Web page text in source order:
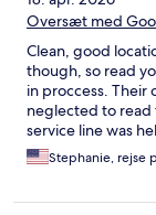
Oversæt med
Clean, good
though, so read
in proccess. Their
neglected to read
service line was
would have been
completed the
Stephanie, rejse